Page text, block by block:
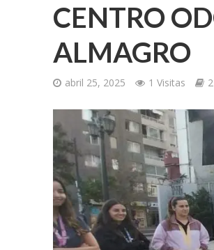
CENTRO
ALMAGRO
abril 25, 2025 1 Visitas